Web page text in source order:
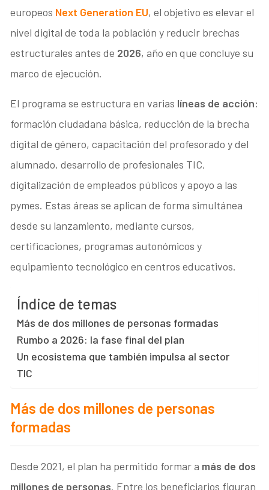
europeos Next Generation EU, el objetivo es elevar el
nivel digital de toda la población y reducir brechas
estructurales antes de 2026, año en que concluye su
marco de ejecución.
El programa se estructura en varias líneas de acción:
formación ciudadana básica, reducción de la brecha
digital de género, capacitación del profesorado y del
alumnado, desarrollo de profesionales TIC,
digitalización de empleados públicos y apoyo a las
pymes. Estas áreas se aplican de forma simultánea
desde su lanzamiento, mediante cursos,
certificaciones, programas autonómicos y
equipamiento tecnológico en centros educativos.
Índice de temas
Más de dos millones de personas formadas
Rumbo a 2026: la fase final del plan
Un ecosistema que también impulsa al sector
TIC
Más de dos millones de personas
formadas
Desde 2021, el plan ha permitido formar a más de dos
millones de personas. Entre los beneficiarios figuran